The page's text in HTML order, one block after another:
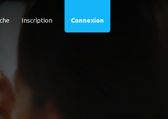
Connexion
Inscription